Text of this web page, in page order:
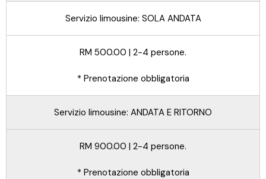
Servizio limousine: SOLA ANDATA
RM 500.00 | 2-4 persone.
* Prenotazione obbligatoria
Servizio limousine: ANDATA E RITORNO
RM 900.00 | 2-4 persone.
* Prenotazione obbligatoria